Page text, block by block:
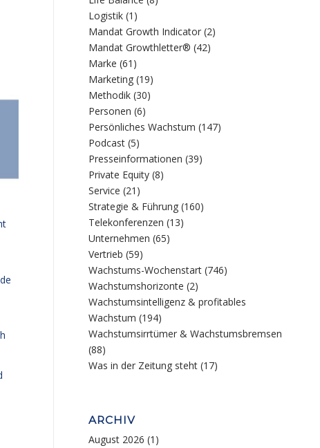
Logistik (1)
Mandat Growth Indicator (2)
Mandat Growthletter® (42)
Marke (61)
Marketing (19)
Methodik (30)
Personen (6)
Persönliches Wachstum (147)
Podcast (5)
Presseinformationen (39)
Private Equity (8)
Service (21)
Strategie & Führung (160)
Telekonferenzen (13)
Unternehmen (65)
Vertrieb (59)
Wachstums-Wochenstart (746)
Wachstumshorizonte (2)
Wachstumsintelligenz & profitables
Wachstum (194)
Wachstumsirrtümer & Wachstumsbremsen
(88)
Was in der Zeitung steht (17)
ARCHIV
August 2026 (1)